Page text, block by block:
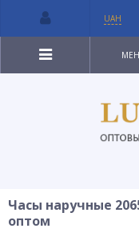
Часы наручные
оптом
UAH